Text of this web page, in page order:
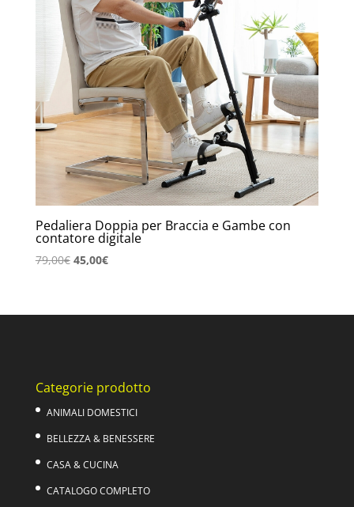
Pedaliera Doppia per Braccia e Gambe con
contatore digitale
79,00€ Il
era:
45,00€Il
è:
Categorie prodotto
ANIMALI DOMESTICI
BELLEZZA & BENESSERE
CASA & CUCINA
CATALOGO COMPLETO